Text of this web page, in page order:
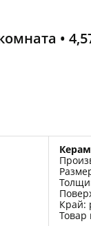
•
Край:
Товар